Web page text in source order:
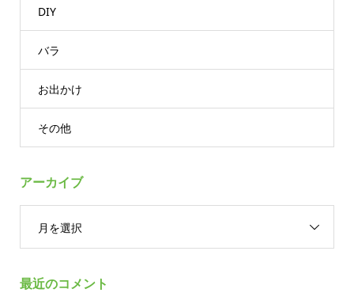
DIY
バラ
お出かけ
その他
アーカイブ
月を選択
最近のコメント